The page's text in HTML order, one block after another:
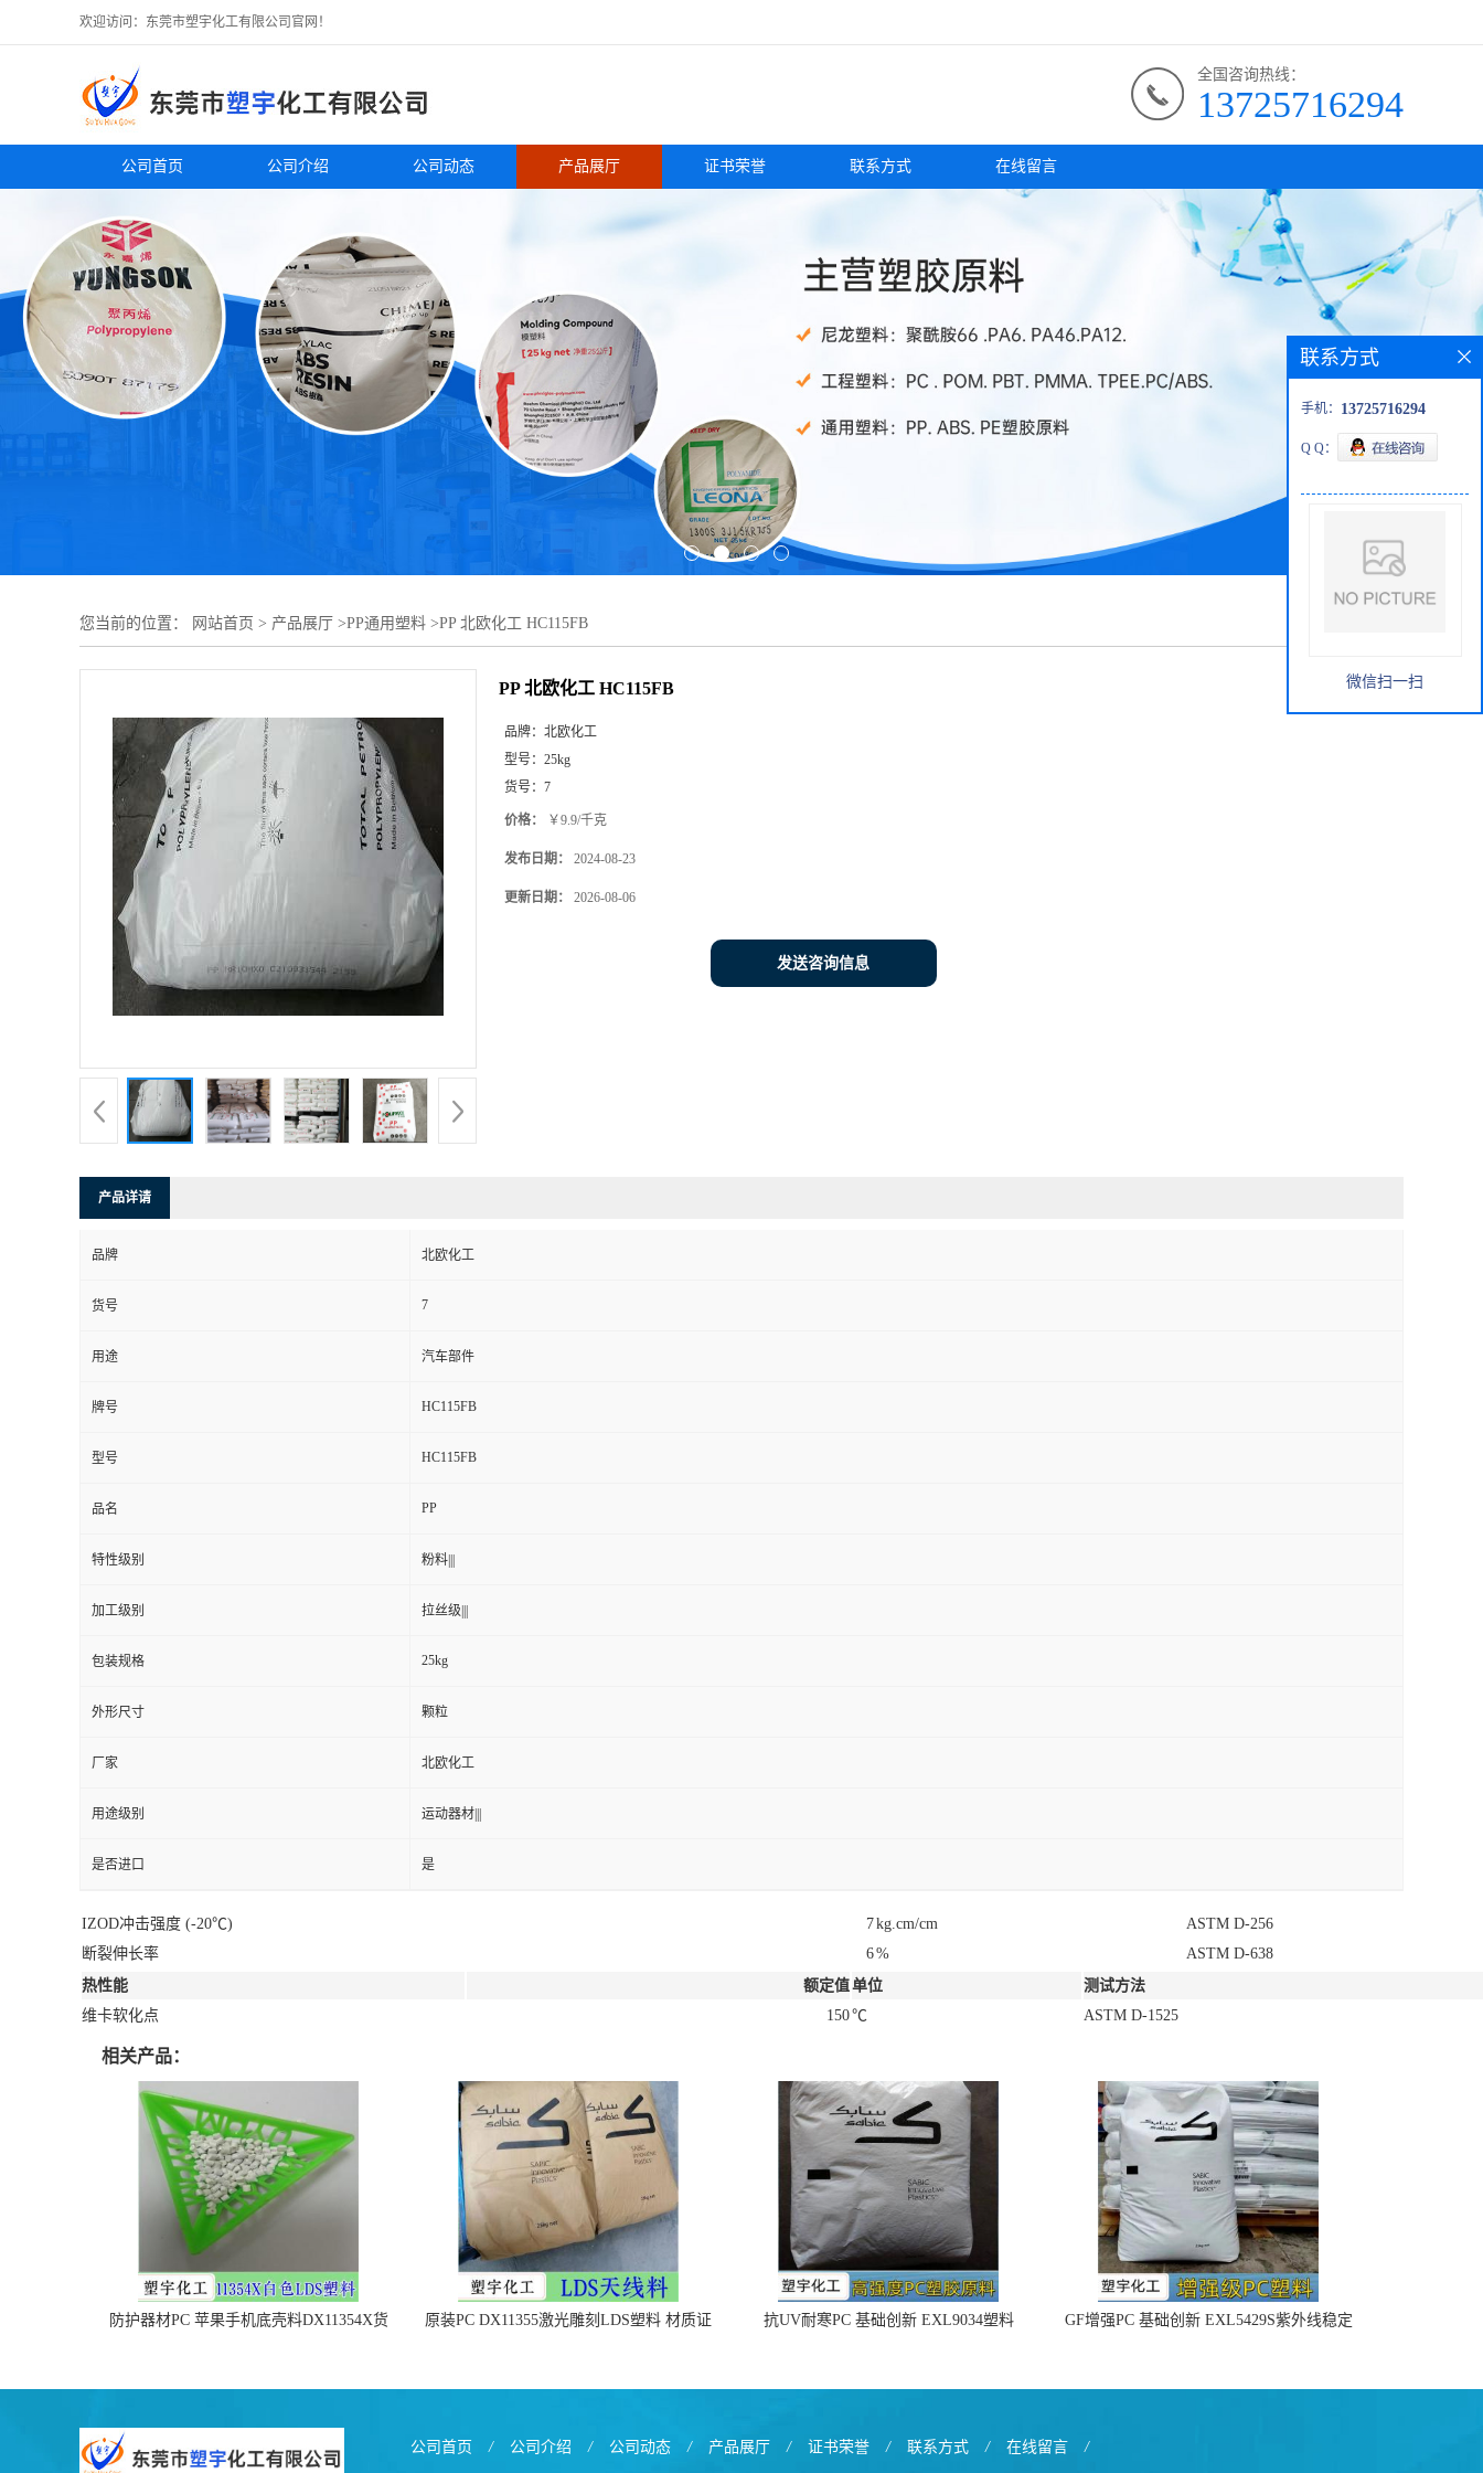
欢迎访问：东莞市塑宇化工有限公司官网！
全国咨询热线：
13725716294
公司首页 公司介绍 公司动态 产品展厅 证书荣誉 联系方式 在线留言
您当前的位置： 网站首页 > 产品展厅 >PP通用塑料 >PP 北欧化工 HC115FB
PP 北欧化工 HC115FB
品牌： 北欧化工
型号： 25kg
货号： 7
价格： ￥9.9/千克
发布日期： 2024-08-23
更新日期： 2026-08-06
发送咨询信息
产品详请
品牌 北欧化工
货号 7
用途 汽车部件
牌号 HC115FB
型号 HC115FB
品名 PP
特性级别 粉料|||
加工级别 拉丝级|||
包装规格 25kg
外形尺寸 颗粒
厂家 北欧化工
用途级别 运动器材|||
是否进口 是
IZOD冲击强度 (-20℃) 7kg.cm/cm
ASTM D-256
断裂伸长率
6%
ASTM D-638
热性能
额定值单位
测试方法
维卡软化点
150℃ ASTM D-1525
相关产品：
防护器材PC 苹果手机底壳料DX11354X货
原装PC DX11355激光雕刻LDS塑料 材质证
抗UV耐寒PC 基础创新 EXL9034塑料
GF增强PC 基础创新 EXL5429S紫外线稳定
联系方式
手机： 13725716294
Q Q：
微信扫一扫
公司首页 / 公司介绍 / 公司动态 / 产品展厅 / 证书荣誉 / 联系方式 / 在线留言 /